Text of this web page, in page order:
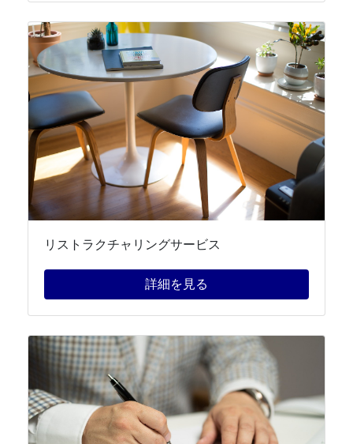
リストラクチャリングサービス
詳細を見る